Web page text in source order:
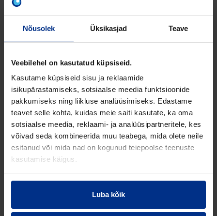
Nõusolek Üksikasjad Teave
Veebilehel on kasutatud küpsiseid.
Kasutame küpsiseid sisu ja reklaamide
isikupärastamiseks, sotsiaalse meedia funktsioonide
pakkumiseks ning liikluse analüüsimiseks. Edastame
teavet selle kohta, kuidas meie saiti kasutate, ka oma
sotsiaalse meedia, reklaami- ja analüüsipartneritele, kes
võivad seda kombineerida muu teabega, mida olete neile
esitanud või mida nad on kogunud teiepoolse teenuste
kasutamise käigus.
Luba kõik
Pipelife soovitab esmase valikuna biopuhastit,
kuna biopuhastis toimub õhustamine ja
bakterid saavad toimetada nii mahuti põhjas
suurem ja puhastustulemus oluliselt parem
90+ %. Seetõttu imbub heitvesi biopuhastist
maapinnale keskkonnasõbralikumalt.Tutvu
lähemalt Ecolife biopuhastiga.
Igal juhul tasub hajaasutuse programmi
kasutada, et võimaldada endale parim
võimalik lahendus.